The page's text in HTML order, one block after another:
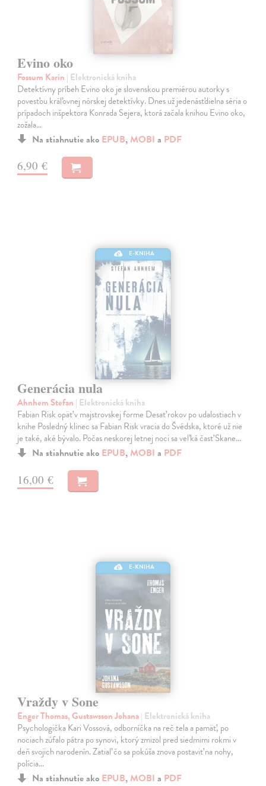
Evino oko
Fossum Karin | Elektronická kniha
Detektívny príbeh Evino oko je slovenskou premiérou autorky s
povesťou kráľovnej nórskej detektívky. Dnes už jedenásťdielna séria o
prípadoch inšpektora Konrada Sejera, ktorá začala knihou Evino oko,
zožala…
Na stiahnutie ako EPUB, MOBI a PDF
6,90 €
E-KNIHA
Generácia nula
Ahnhem Stefan | Elektronická kniha
Fabian Risk opäť v majstrovskej forme Desať rokov po udalostiach v
knihe Posledný klinec sa Fabian Risk vracia do Švédska, ktoré už nie
je také, aké bývalo. Počas neskorej letnej noci sa veľká časť Skane…
Na stiahnutie ako EPUB, MOBI a PDF
16,00 €
E-KNIHA
Vraždy v Sone
Enger Thomas, Gustawsson Johana| Elektronická kniha
Psychologička Kari Vossová, odborníčka na reč tela a pamäť, po
nociach zúfalo pátra po synovi, ktorý zmizol pred siedmimi rokmi v
deň svojich narodenín. Zatiaľ čo sa pokúša znova postaviť na nohy,
polícia…
Na stiahnutie ako EPUB, MOBI a PDF